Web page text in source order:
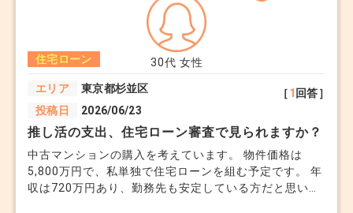
ペアローンを組むというのは可能なのでしょうか。 何
かおすすめの方法があれば教えてください。 夫は年収
600万円 私は300万円 購入予定のマンションは5,000万
円です。
30代 女性
住宅ローン
エリア
東京都杉並区
投稿日
2026/06/23
［1 回答］
推し活の支出、住宅ローン審査で見られますか？
中古マンションの購入を考えています。 物件価格は
5,800万円で、私単独で住宅ローンを組む予定です。 年
収は720万円あり、勤務先も安定している方だと思いま